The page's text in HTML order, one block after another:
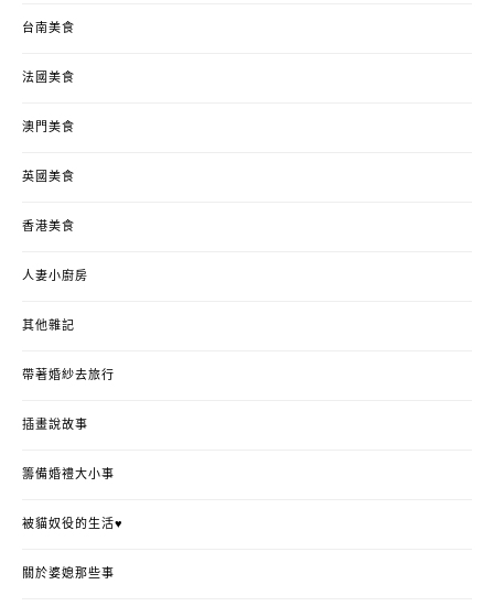
台南美食
法國美食
澳門美食
英國美食
香港美食
人妻小廚房
其他雜記
帶著婚紗去旅行
插畫說故事
籌備婚禮大小事
被貓奴役的生活♥
關於婆媳那些事